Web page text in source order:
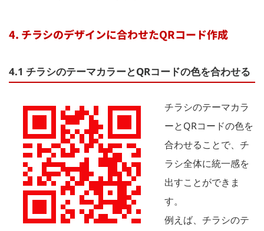
4. チラシのデザインに合わせたQRコード作成
4.1 チラシのテーマカラーとQRコードの色を合わせる
チラシのテーマカラ
ーとQRコードの色を
合わせることで、チ
ラシ全体に統一感を
出すことができま
す。
例えば、チラシのテ